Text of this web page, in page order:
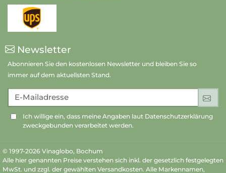
Newsletter
Abonnieren Sie den kostenlosen Newsletter und bleiben Sie so
immer auf dem aktuellsten Stand.
E-Mailadresse
Ich willige ein, dass meine Angaben laut Datenschutzerklärung
zweckgebunden verarbeitet werden.
© 1997-2026 Vinaglobo, Bochum
Alle hier genannten Preise verstehen sich inkl. der gesetzlich festgelegten
MwSt. und zzgl. der gewählten Versandkosten. Alle Markennamen,